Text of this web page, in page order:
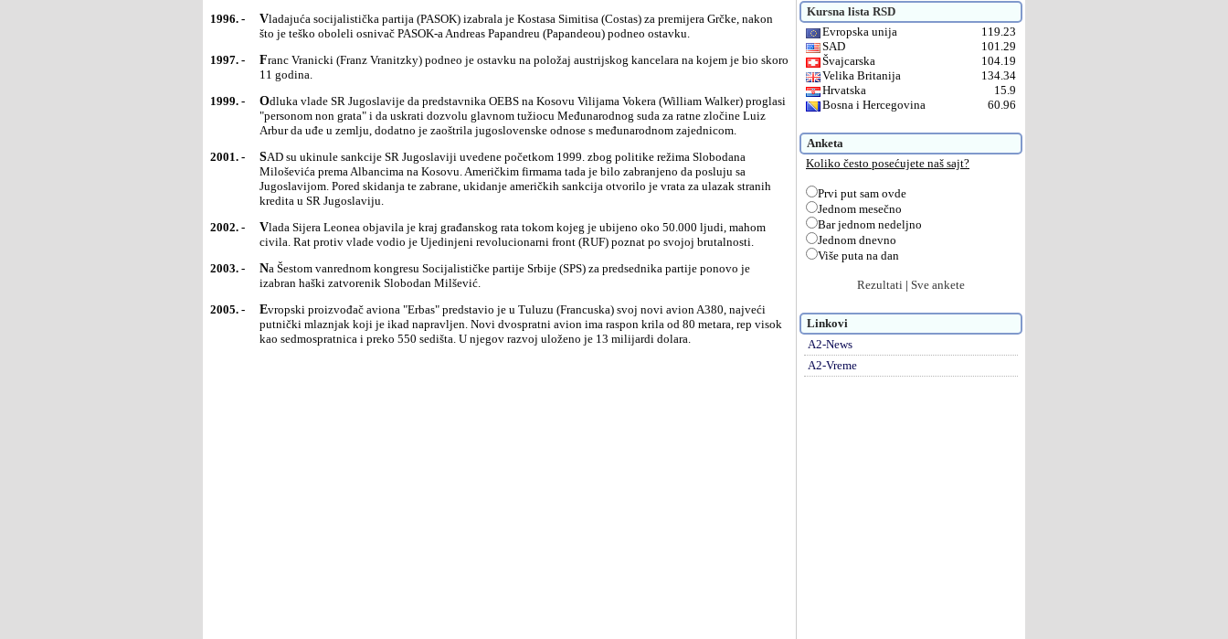
1996. -
Vladajuća socijalistička partija (PASOK) izabrala je Kostasa Simitisa (Costas) za premijera Grčke, nakon
što je teško oboleli osnivač PASOK-a Andreas Papandreu (Papandeou) podneo ostavku.
1997. -
Franc Vranicki (Franz Vranitzky) podneo je ostavku na položaj austrijskog kancelara na kojem je bio skoro
11 godina.
1999. -
Odluka vlade SR Jugoslavije da predstavnika OEBS na Kosovu Vilijama Vokera (William Walker) proglasi
"personom non grata" i da uskrati dozvolu glavnom tužiocu Međunarodnog suda za ratne zločine Luiz
Arbur da uđe u zemlju, dodatno je zaoštrila jugoslovenske odnose s međunarodnom zajednicom.
2001. -
SAD su ukinule sankcije SR Jugoslaviji uvedene početkom 1999. zbog politike režima Slobodana
Miloševića prema Albancima na Kosovu. Američkim firmama tada je bilo zabranjeno da posluju sa
Jugoslavijom. Pored skidanja te zabrane, ukidanje američkih sankcija otvorilo je vrata za ulazak stranih
kredita u SR Jugoslaviju.
2002. -
Vlada Sijera Leonea objavila je kraj građanskog rata tokom kojeg je ubijeno oko 50.000 ljudi, mahom
civila. Rat protiv vlade vodio je Ujedinjeni revolucionarni front (RUF) poznat po svojoj brutalnosti.
2003. -
Na Šestom vanrednom kongresu Socijalističke partije Srbije (SPS) za predsednika partije ponovo je
izabran haški zatvorenik Slobodan Milšević.
2005. -
Evropski proizvođač aviona "Erbas" predstavio je u Tuluzu (Francuska) svoj novi avion A380, najveći
putnički mlaznjak koji je ikad napravljen. Novi dvospratni avion ima raspon krila od 80 metara, rep visok
kao sedmospratnica i preko 550 sedišta. U njegov razvoj uloženo je 13 milijardi dolara.
Kursna lista RSD
Evropska unija
119.23
SAD
101.29
Švajcarska
104.19
Velika Britanija
134.34
Hrvatska
15.9
Bosna i Hercegovina
60.96
Anketa
Koliko često posećujete naš sajt?
Prvi put sam ovde
Jednom mesečno
Bar jednom nedeljno
Jednom dnevno
Više puta na dan
Rezultati | Sve ankete
Linkovi
A2-News
A2-Vreme